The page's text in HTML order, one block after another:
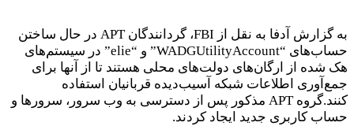
به گزارش آدفا به نقل از FBI، گردانندگان APT در حال ساختن
حساب‌های “WADGUtilityAccount” و “elie” در سیستم‌های
هک شده از ارگان‌های دولت‌های محلی هستند تا از آنها برای
جمع‌آوری اطلاعات شبکه آسیب‌دیده قربانیان استفاده
کنند.گروه APT مذکور پس از دسترسی به وب سرور، سرورها و
حساب کاربری جدید ایجاد کردند.